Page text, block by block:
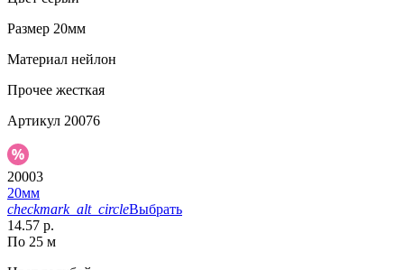
Размер 20мм
Материал нейлон
Прочее жесткая
Артикул 20076
20003
20мм
checkmark_alt_circleВыбрать
14.57 р.
По 25 м